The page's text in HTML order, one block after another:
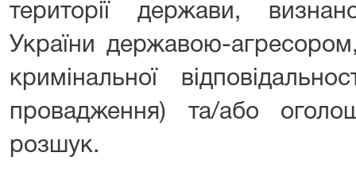
території держави,
України державою-
кримінальної
провадження) та/або
розшук.